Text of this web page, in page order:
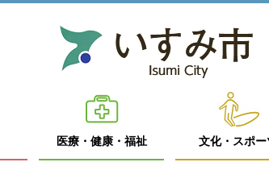
医療・健康・福祉 文化・スポー